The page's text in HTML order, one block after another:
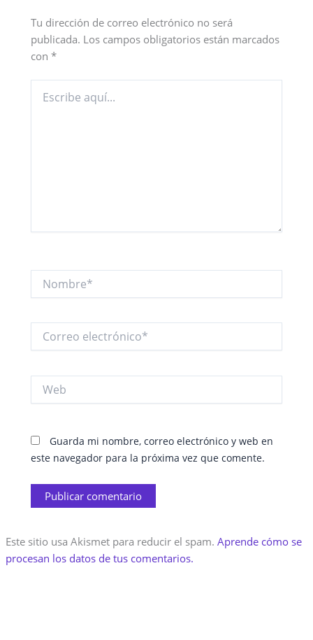
Tu dirección de correo electrónico no será
publicada. Los campos obligatorios están marcados
con*
aquí...
electrónico*
Guarda mi nombre, correo electrónico y web en
este navegador para la próxima vez que comente.
Este sitio usa Akismet para reducir el spam. Aprende cómo se
procesan los datos de tus comentarios.